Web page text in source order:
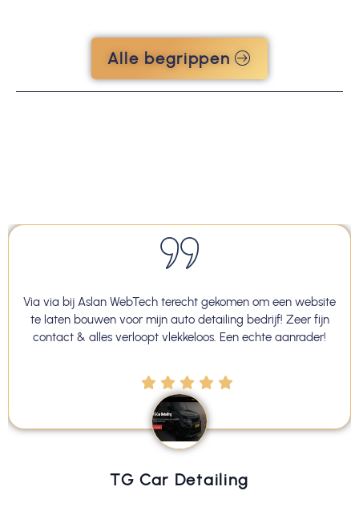
Alle begrippen
Car Detailing
terecht gekomen om een website
mijn auto detailing bedrijf! Zeer fijn
vlekkeloos. Een echte aanrader!
Na drie eerdere
gevonden die
gebouwd. De